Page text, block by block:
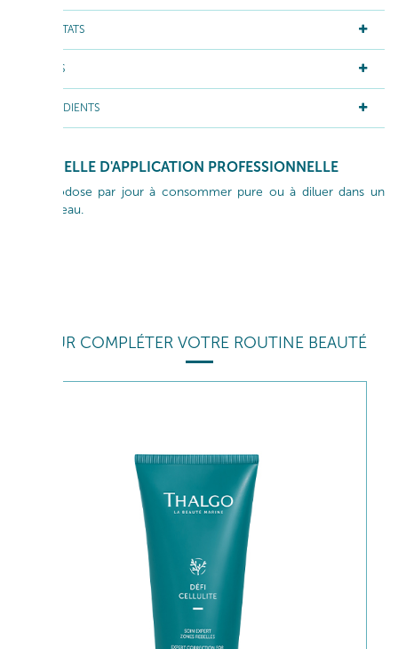
RÉSULTATS
ACTIFS
INGRÉDIENTS
GESTUELLE D'APPLICATION PROFESSIONNELLE
1 monodose par jour à consommer pure ou à diluer dans un
verre d’eau.
POUR COMPLÉTER VOTRE ROUTINE BEAUTÉ